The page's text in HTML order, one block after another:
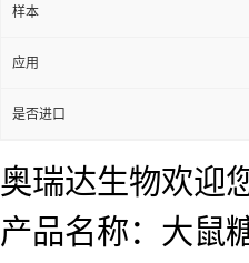
样本
应用
是否进口
奥瑞达生物欢迎
产品名称：大鼠